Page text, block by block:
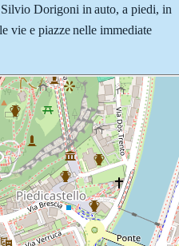
Silvio Dorigoni in auto, a piedi, in
vie e piazze nelle immediate